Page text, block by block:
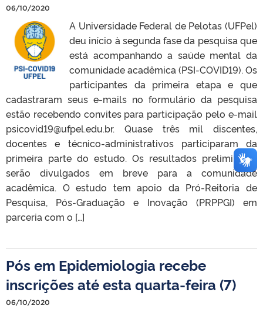
06/10/2020
A Universidade Federal de Pelotas (UFPel)
deu início à segunda fase da pesquisa que
está acompanhando a saúde mental da
comunidade acadêmica (PSI-COVID19). Os
participantes da primeira etapa e que
cadastraram seus e-mails no formulário da pesquisa
estão recebendo convites para participação pelo e-mail
psicovid19@ufpel.edu.br. Quase três mil discentes,
docentes e técnico-administrativos participaram da
primeira parte do estudo. Os resultados preliminares
serão divulgados em breve para a comunidade
acadêmica. O estudo tem apoio da Pró-Reitoria de
Pesquisa, Pós-Graduação e Inovação (PRPPGI) em
parceria com o […]
Pós em Epidemiologia recebe
inscrições até esta quarta-feira (7)
06/10/2020